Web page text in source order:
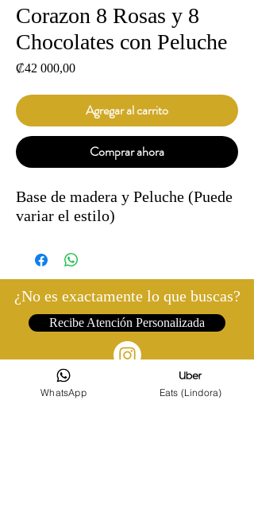
Corazon 8 Rosas y 8
Chocolates con Peluche
₡42 000,00Precio
Agregar al carrito
Comprar ahora
Base de madera y Peluche (Puede
variar el estilo)
¿No es exactamente lo que buscas?
Recibe Atención Personalizada
WhatsApp Eats (Lindora)